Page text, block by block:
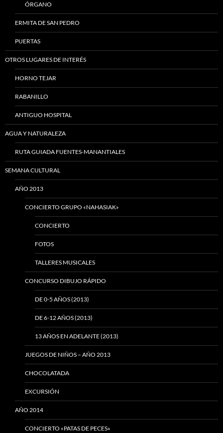
ÓRGANO
ERMITA DE SAN PEDRO
PUERTAS
OTROS LUGARES DE INTERÉS
HORNO TEJAR
RABANILLO
ANTIGUO HOSPITAL
AGUA Y NATURALEZA
RUTA GUIADA FUENTES-MANANTIALES
SEMANA CULTURAL
AÑO 2013
CONCIERTO GRUPO «NAHASIAK»
CONCIERTO
FOTOS
TALLERES MUSICALES
CONCURSO DIBUJO RÁPIDO
DE 0-5 AÑOS (2013)
DE 6-12 AÑOS (2013)
13 AÑOS EN ADELANTE (2013)
JUEGOS DE NIÑOS – AÑO 2013
CHOCOLATADA
EXCURSIÓN
AÑO 2014
CONCIERTO «PATAS DE PECES»